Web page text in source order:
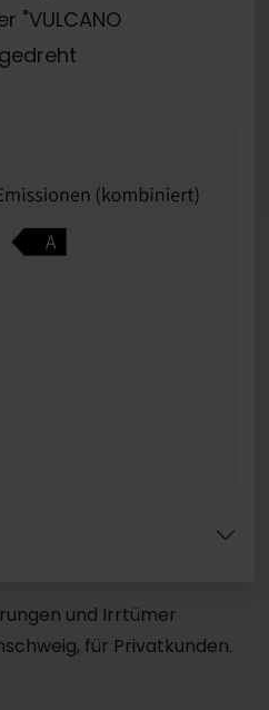
"VULCANO
und Irrtümer
für Privatkunden.